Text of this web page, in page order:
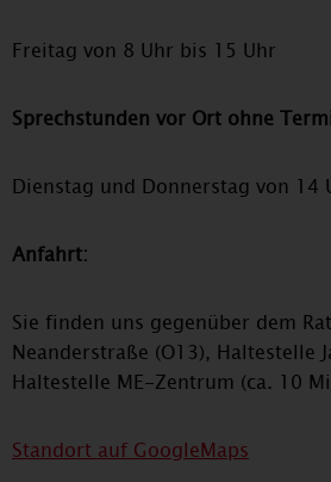
Freitag von 8 Uhr bis 15 Uhr
Sprechstunden vor Ort ohne
Dienstag und Donnerstag von 14
Anfahrt:
Sie finden uns gegenüber dem
Neanderstraße (O13), Haltestelle
Haltestelle ME-Zentrum (ca. 10
Standort auf GoogleMaps